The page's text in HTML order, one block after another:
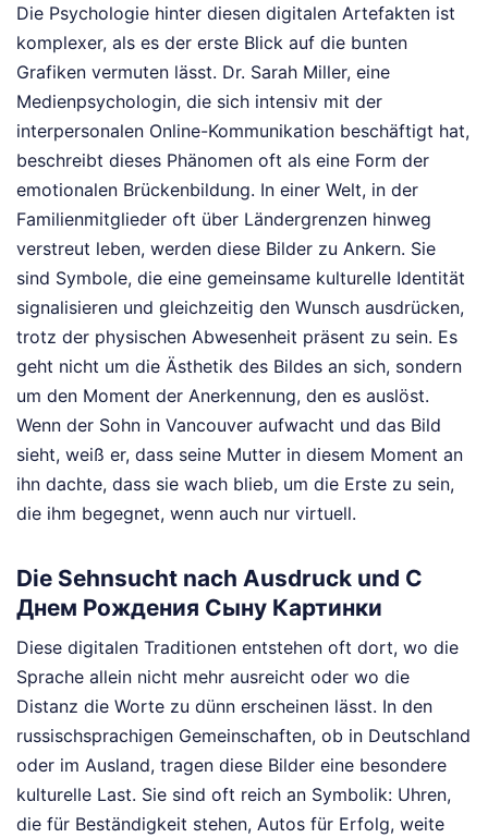
Die Psychologie hinter diesen digitalen Artefakten ist
komplexer, als es der erste Blick auf die bunten
Grafiken vermuten lässt. Dr. Sarah Miller, eine
Medienpsychologin, die sich intensiv mit der
interpersonalen Online-Kommunikation beschäftigt hat,
beschreibt dieses Phänomen oft als eine Form der
emotionalen Brückenbildung. In einer Welt, in der
Familienmitglieder oft über Ländergrenzen hinweg
verstreut leben, werden diese Bilder zu Ankern. Sie
sind Symbole, die eine gemeinsame kulturelle Identität
signalisieren und gleichzeitig den Wunsch ausdrücken,
trotz der physischen Abwesenheit präsent zu sein. Es
geht nicht um die Ästhetik des Bildes an sich, sondern
um den Moment der Anerkennung, den es auslöst.
Wenn der Sohn in Vancouver aufwacht und das Bild
sieht, weiß er, dass seine Mutter in diesem Moment an
ihn dachte, dass sie wach blieb, um die Erste zu sein,
die ihm begegnet, wenn auch nur virtuell.
Die Sehnsucht nach Ausdruck und С
Днем Рождения Сыну Картинки
Diese digitalen Traditionen entstehen oft dort, wo die
Sprache allein nicht mehr ausreicht oder wo die
Distanz die Worte zu dünn erscheinen lässt. In den
russischsprachigen Gemeinschaften, ob in Deutschland
oder im Ausland, tragen diese Bilder eine besondere
kulturelle Last. Sie sind oft reich an Symbolik: Uhren,
die für Beständigkeit stehen, Autos für Erfolg, weite